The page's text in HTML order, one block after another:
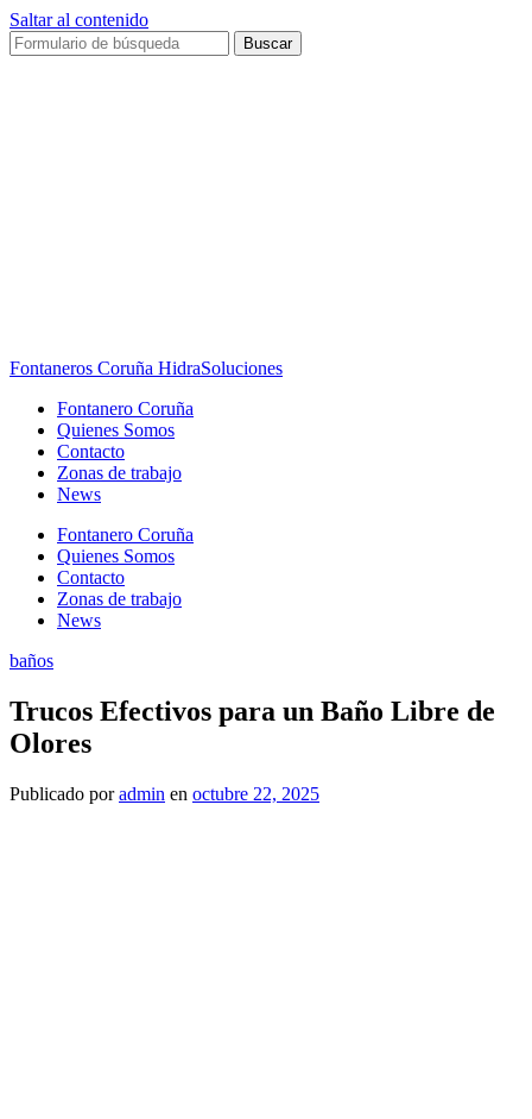
Saltar al contenido
Buscar
Fontaneros Coruña HidraSoluciones
Fontanero Coruña
Quienes Somos
Contacto
Zonas de trabajo
News
Fontanero Coruña
Quienes Somos
Contacto
Zonas de trabajo
News
baños
Trucos Efectivos para un Baño Libre de
Olores
Publicado poradmin en octubre 22, 2025